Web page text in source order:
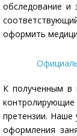
обследование и
оформить
К полученным в
претензии. Наше
оформления